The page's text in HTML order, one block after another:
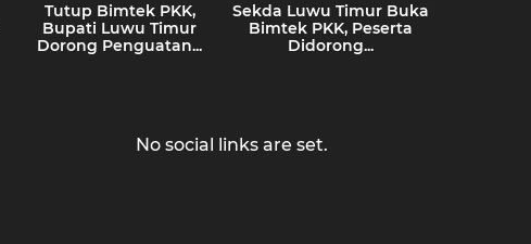
Tutup Bimtek PKK,
Bupati Luwu Timur
Dorong Penguatan...
Sekda Luwu Timur Buka
Bimtek PKK, Peserta
Didorong...
No social links are set.